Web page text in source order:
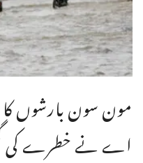
مون سون بارشوں کا
اے نے خطرے کی